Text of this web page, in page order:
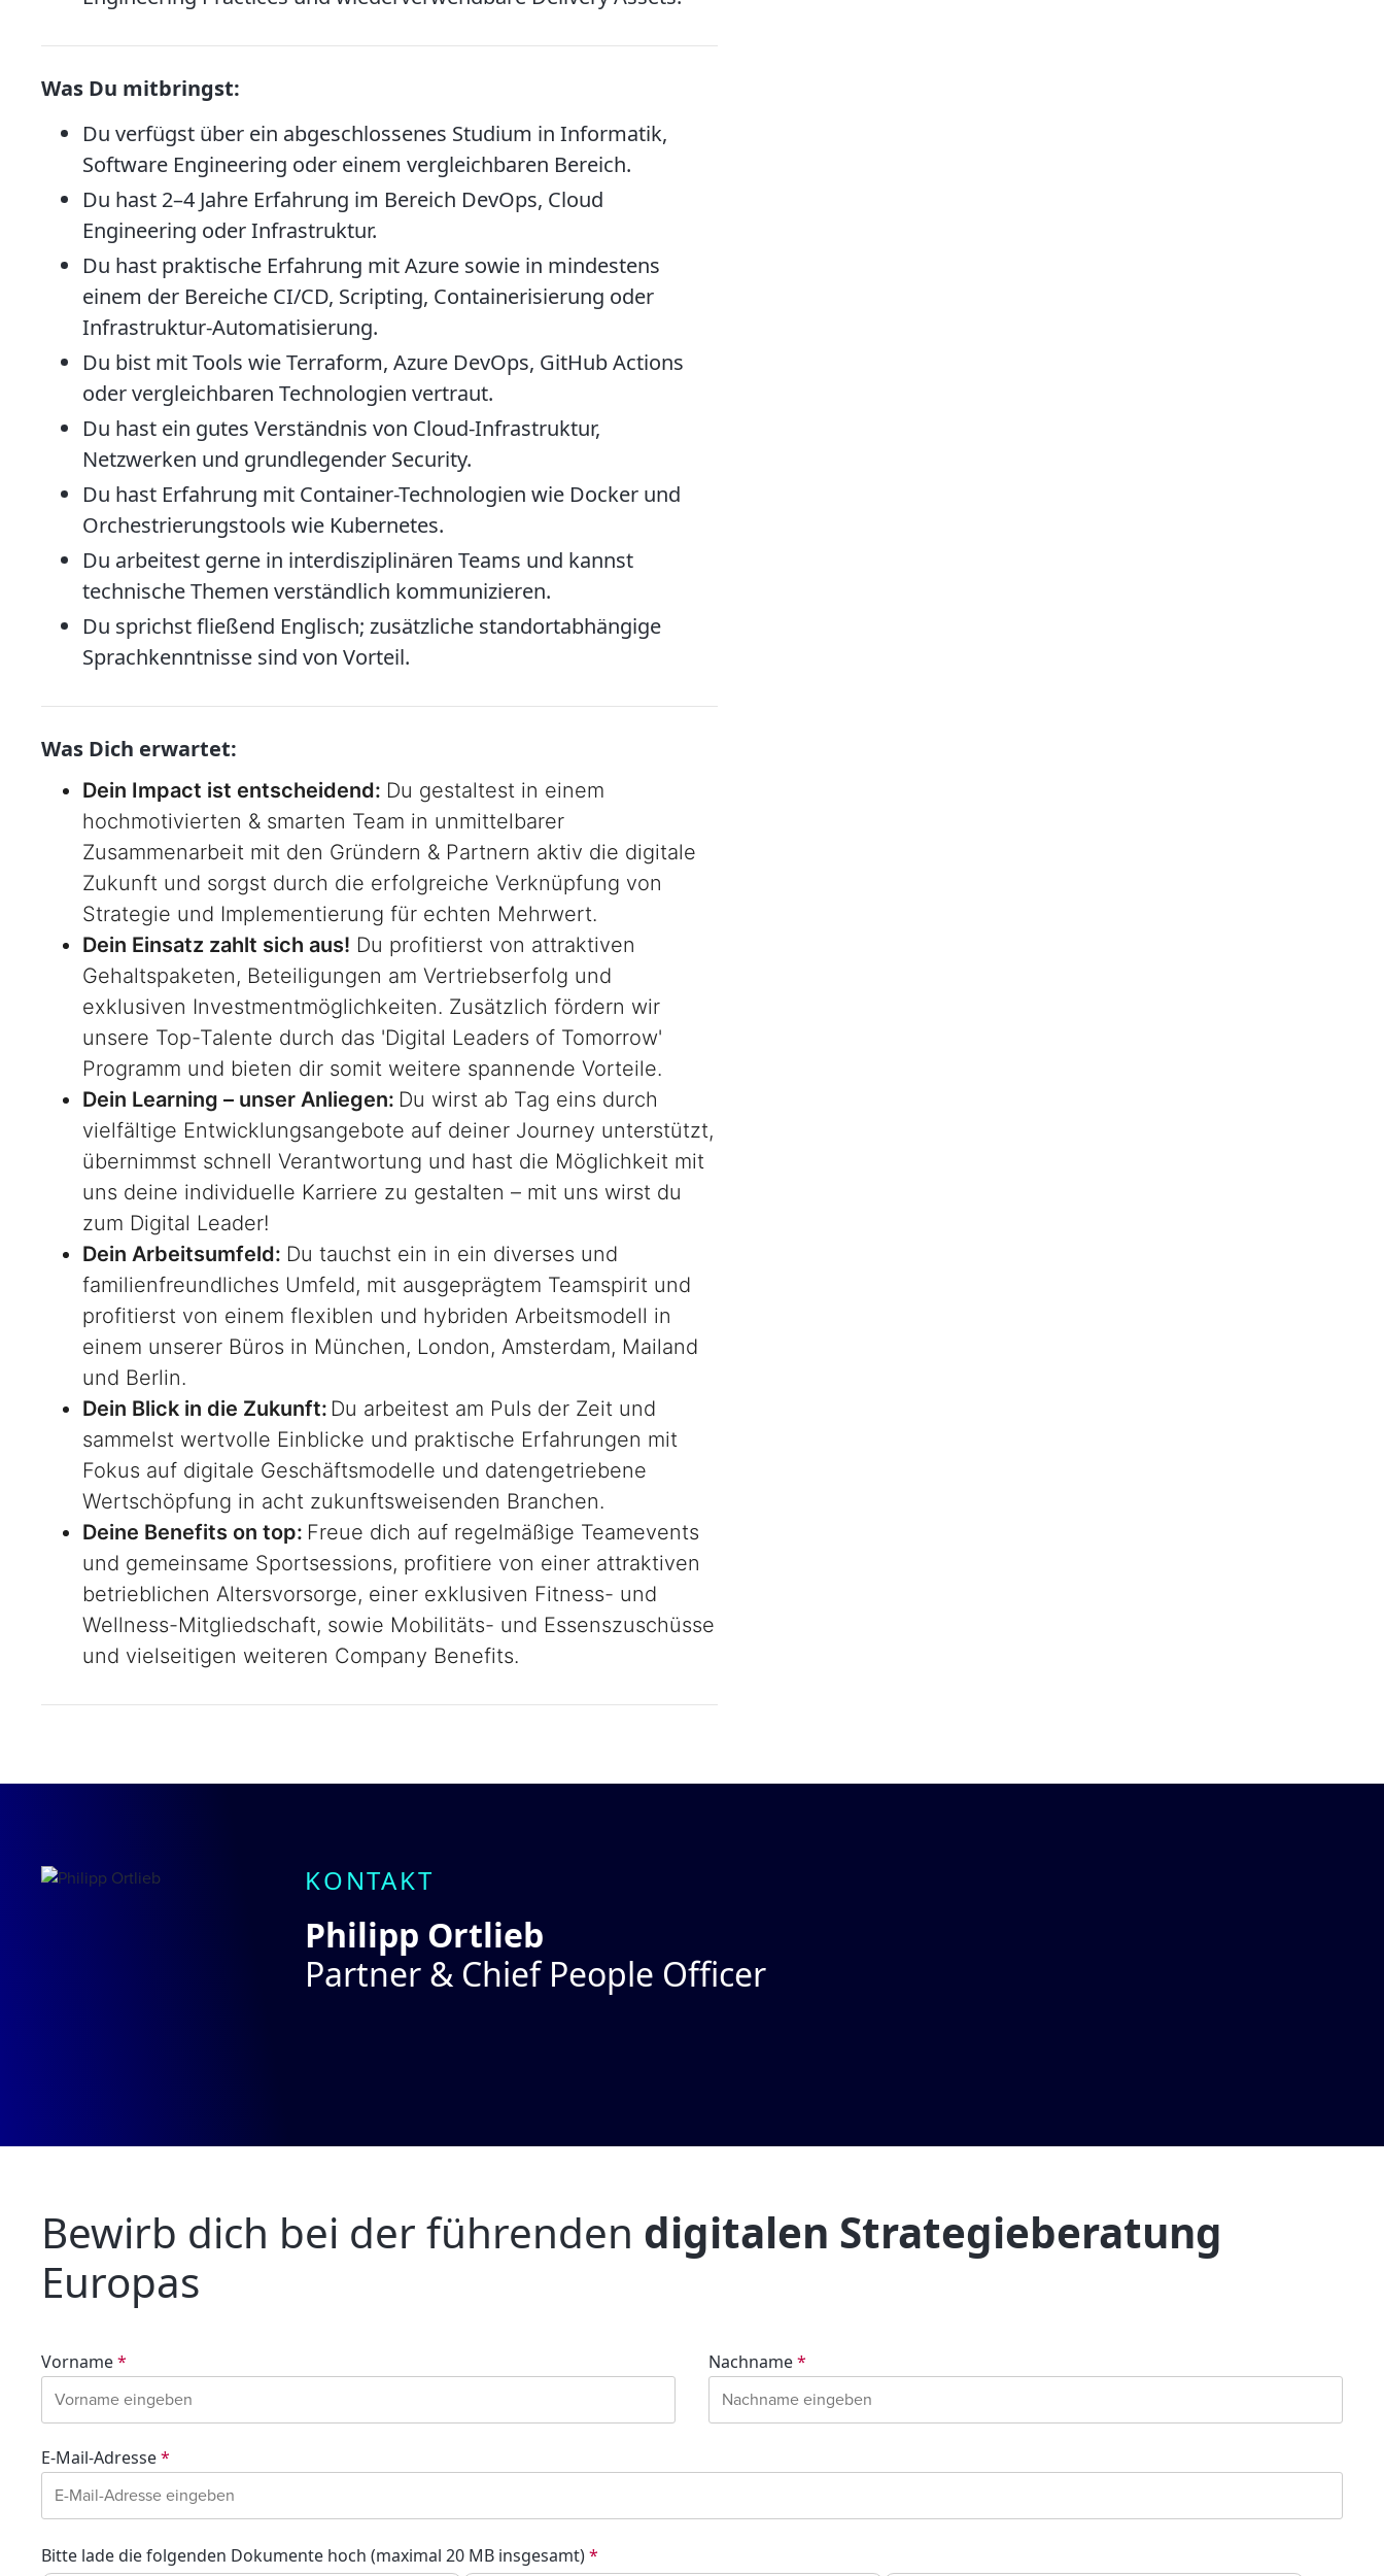
Was Du mitbringst:
Du verfügst über ein abgeschlossenes Studium in Informatik,
Software Engineering oder einem vergleichbaren Bereich.
Du hast 2–4 Jahre Erfahrung im Bereich DevOps, Cloud
Engineering oder Infrastruktur.
Du hast praktische Erfahrung mit Azure sowie in mindestens
einem der Bereiche CI/CD, Scripting, Containerisierung oder
Infrastruktur-Automatisierung.
Du bist mit Tools wie Terraform, Azure DevOps, GitHub Actions
oder vergleichbaren Technologien vertraut.
Du hast ein gutes Verständnis von Cloud-Infrastruktur,
Netzwerken und grundlegender Security.
Du hast Erfahrung mit Container-Technologien wie Docker und
Orchestrierungstools wie Kubernetes.
Du arbeitest gerne in interdisziplinären Teams und kannst
technische Themen verständlich kommunizieren.
Du sprichst fließend Englisch; zusätzliche standortabhängige
Sprachkenntnisse sind von Vorteil.
Was Dich erwartet:
Dein Impact ist entscheidend: Du gestaltest in einem
hochmotivierten & smarten Team in unmittelbarer
Zusammenarbeit mit den Gründern & Partnern aktiv die digitale
Zukunft und sorgst durch die erfolgreiche Verknüpfung von
Strategie und Implementierung für echten Mehrwert.
Dein Einsatz zahlt sich aus! Du profitierst von attraktiven
Gehaltspaketen, Beteiligungen am Vertriebserfolg und
exklusiven Investmentmöglichkeiten. Zusätzlich fördern wir
unsere Top-Talente durch das 'Digital Leaders of Tomorrow'
Programm und bieten dir somit weitere spannende Vorteile.
Dein Learning – unser Anliegen: Du wirst ab Tag eins durch
vielfältige Entwicklungsangebote auf deiner Journey unterstützt,
übernimmst schnell Verantwortung und hast die Möglichkeit mit
uns deine individuelle Karriere zu gestalten – mit uns wirst du
zum Digital Leader!
Dein Arbeitsumfeld: Du tauchst ein in ein diverses und
familienfreundliches Umfeld, mit ausgeprägtem Teamspirit und
profitierst von einem flexiblen und hybriden Arbeitsmodell in
einem unserer Büros in München, London, Amsterdam, Mailand
und Berlin.
Dein Blick in die Zukunft: Du arbeitest am Puls der Zeit und
sammelst wertvolle Einblicke und praktische Erfahrungen mit
Fokus auf digitale Geschäftsmodelle und datengetriebene
Wertschöpfung in acht zukunftsweisenden Branchen.
Deine Benefits on top: Freue dich auf regelmäßige Teamevents
und gemeinsame Sportsessions, profitiere von einer attraktiven
betrieblichen Altersvorsorge, einer exklusiven Fitness- und
Wellness-Mitgliedschaft, sowie Mobilitäts- und Essenszuschüsse
und vielseitigen weiteren Company Benefits.
KONTAKT
Philipp Ortlieb
Partner & Chief People Officer
Bewirb dich bei der führenden digitalen Strategieberatung
Europas
Vorname* Nachname*
E-Mail-Adresse*
Bitte lade die folgenden Dokumente hoch (maximal 20 MB insgesamt)*